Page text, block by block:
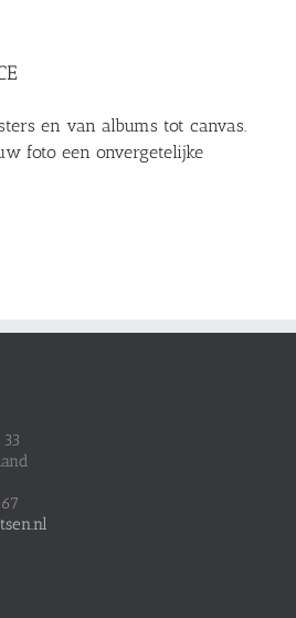
en van albums tot canvas.
foto een onvergetelijke